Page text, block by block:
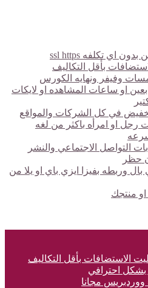
بأقل التكاليف
او ساعات المشاهده او لايكات
رجل او امرأه باكثر من لغه
التواصل الاجتماعي والنشر
حظر
وربطه بفيزا ايزي باي او يلا من
الاستضافات بأقل التكاليف
بشكل احترافي
مجانا